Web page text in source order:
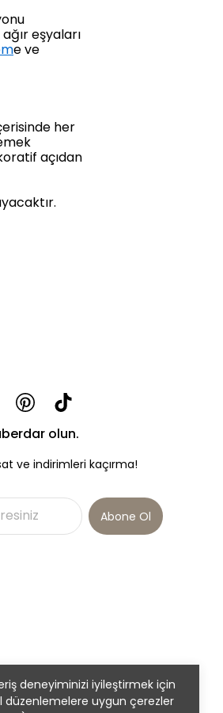
deneyiminizi iyileştirmek için
düzenlemelere uygun çerezler
eşyaları
e ve
her
açıdan
olun.
ve indirimleri kaçırma!
Abone Ol